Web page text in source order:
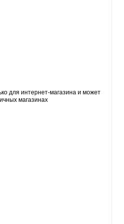
для интернет-магазина и может
магазинах